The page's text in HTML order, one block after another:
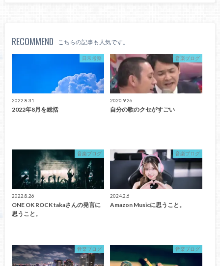
RECOMMEND こちらの記事も人気です。
日常考察
2022.8.31
2022年8月を総括
音楽ブログ
2020.9.26
自分の歌のクセがすごい
音楽ブログ
2022.8.26
ONE OK ROCK takaさんの発言に
思うこと。
音楽ブログ
2024.2.6
Amazon Musicに思うこと。
音楽ブログ 音楽ブログ